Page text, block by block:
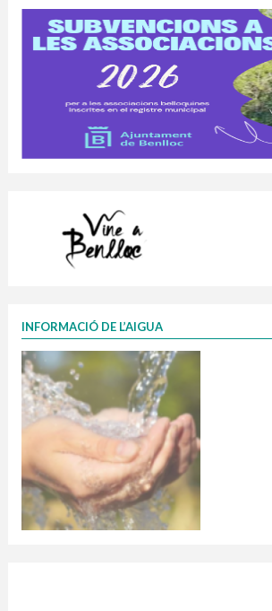
INFORMACIÓ DE L’AIGUA